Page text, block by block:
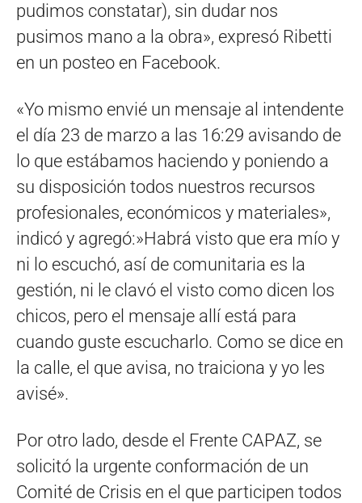
pudimos constatar), sin dudar nos
pusimos mano a la obra», expresó Ribetti
en un posteo en Facebook.
«Yo mismo envié un mensaje al intendente
el día 23 de marzo a las 16:29 avisando de
lo que estábamos haciendo y poniendo a
su disposición todos nuestros recursos
profesionales, económicos y materiales»,
indicó y agregó:»Habrá visto que era mío y
ni lo escuchó, así de comunitaria es la
gestión, ni le clavó el visto como dicen los
chicos, pero el mensaje allí está para
cuando guste escucharlo. Como se dice en
la calle, el que avisa, no traiciona y yo les
avisé».
Por otro lado, desde el Frente CAPAZ, se
solicitó la urgente conformación de un
Comité de Crisis en el que participen todos